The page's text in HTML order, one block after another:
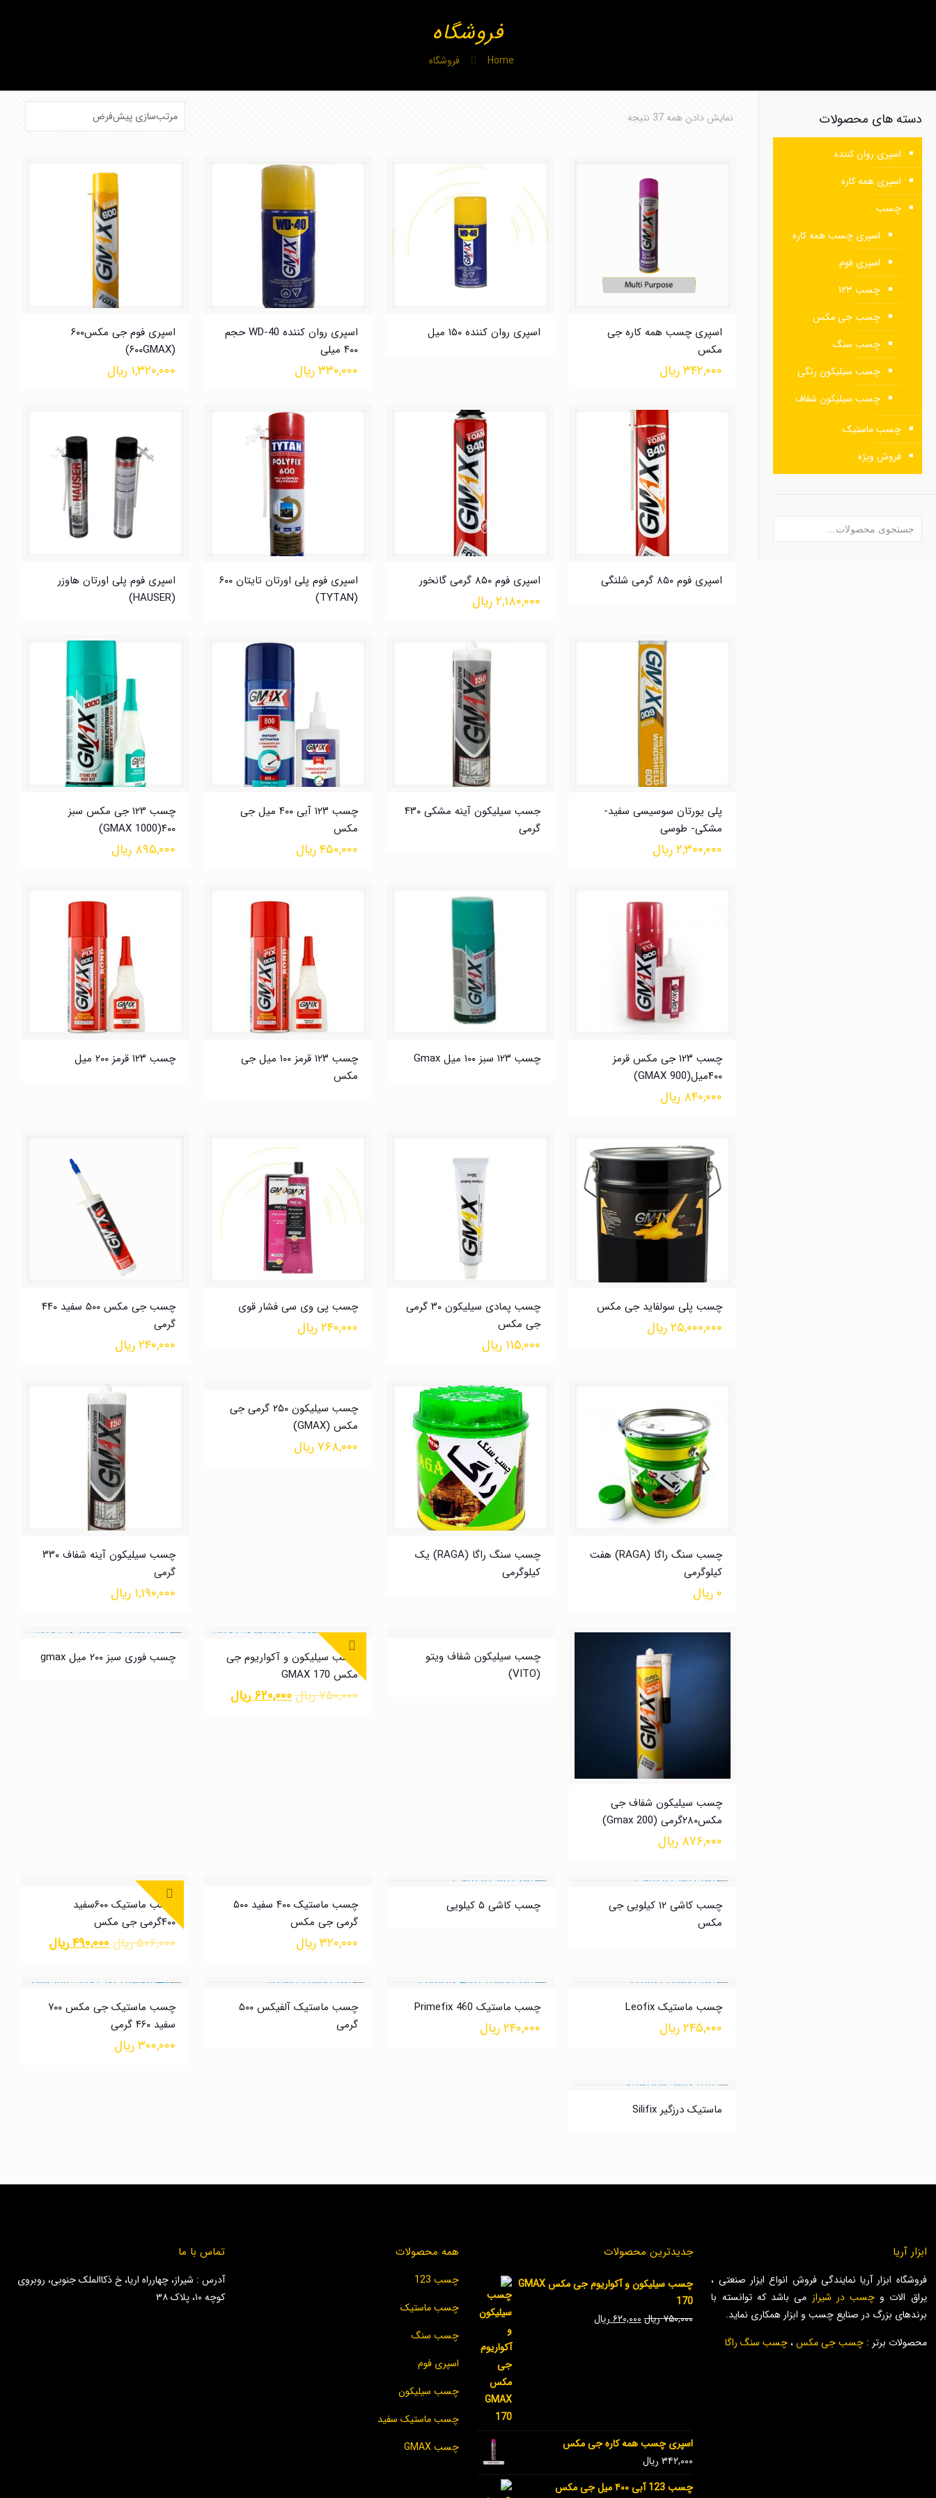
فروشگاه
Home فروشگاه
نمایش دادن همه 37 نتیجه
اسپری چسب همه کاره جی
مکس
۳۴۲,۰۰۰ریال
اسپری روان کننده ۱۵۰ میل
اسپری روان کننده WD-40 حجم
۴۰۰ میلی
۳۳۰,۰۰۰ریال
اسپری فوم جی مکس۶۰۰
(۶۰۰GMAX)
۱,۳۲۰,۰۰۰ ریال
اسپری فوم ۸۵۰ گرمی شلنگی اسپری فوم ۸۵۰ گرمی گانخور
۲,۱۸۰,۰۰۰ریال
اسپری فوم پلی اورتان تایتان ۶۰۰
(TYTAN)
اسپری فوم پلی اورتان هاوزر
(HAUSER)
پلی یورتان سوسیسی سفید-
مشکی- طوسی
۲,۳۰۰,۰۰۰ریال
جسب سیلیکون آینه مشکی ۴۳۰
گرمی
چسب ۱۲۳ آبی ۴۰۰ میل جی
مکس
۴۵۰,۰۰۰ریال
چسب ۱۲۳ جی مکس سبز
۴۰۰(GMAX 1000)
۸۹۵,۰۰۰ ریال
چسب ۱۲۳ جی مکس قرمز
۴۰۰میل(GMAX 900)
۸۴۰,۰۰۰ ریال
چسب ۱۲۳ سبز ۱۰۰ میل Gmax
چسب ۱۲۳ قرمز ۱۰۰ میل جی
مکس
چسب ۱۲۳ قرمز ۲۰۰ میل
چسب پلی سولفاید جی مکس
۲۵,۰۰۰,۰۰۰ریال
چسب پمادی سیلیکون ۳۰ گرمی
جی مکس
۱۱۵,۰۰۰ ریال
چسب پی وی سی فشار قوی
۲۴۰,۰۰۰ریال
چسب جی مکس ۵۰۰ سفید ۴۴۰
گرمی
۲۴۰,۰۰۰ریال
چسب سنگ راگا (RAGA) هفت
کیلوگرمی
۰ ریال
چسب سنگ راگا (RAGA) یک
کیلوگرمی
چسب سیلیکون ۲۵۰ گرمی جی
مکس (GMAX)
۷۶۸,۰۰۰ریال
چسب سیلیکون آینه شفاف ۳۳۰
گرمی
۱,۱۹۰,۰۰۰ ریال
چسب سیلیکون شفاف جی
مکس۲۸۰گرمی (Gmax 200)
۸۷۶,۰۰۰ ریال
چسب سیلیکون شفاف ویتو
(VITO)
چسب سیلیکون و آکواریوم جی
مکس GMAX 170
۷۵۰,۰۰۰ریال۶۲۰,۰۰۰ریال
چسب فوری سبز ۲۰۰ میل gmax
چسب کاشی ۱۲ کیلویی جی
مکس
چسب کاشی ۵ کیلویی
چسب ماستیک ۴۰۰ سفید ۵۰۰
گرمی جی مکس
۳۲۰,۰۰۰ریال
چسب ماستیک ۶۰۰سفید
۴۰۰گرمی جی مکس
۵۰۶,۰۰۰ریال۴۹۰,۰۰۰ریال
چسب ماستیک Leofix
۲۴۵,۰۰۰ریال
چسب ماستیک Primefix 460
۲۴۰,۰۰۰ریال
چسب ماستیک آلفیکس ۵۰۰
گرمی
چسب ماستیک جی مکس ۷۰۰
سفید ۴۶۰ گرمی
۳۰۰,۰۰۰ریال
ماستیک درزگیر Silifix
دسته های محصولات
اسپری روان کننده
اسپری همه کاره
چسب
اسپری چسب همه کاره
اسپری فوم
چسب ۱۲۳
چسب جی مکس
چسب سنگ
چسب سیلیکون رنگی
چسب سیلیکون شفاف
چسب ماستیک
فروش ویژه
ابزار آریا
فروشگاه ابزار آریا نمایندگی فروش انواع ایزار صنعتی ،
یراق الات وچسب در شیراز می باشد که توانسته با
برندهای بزرگ در صنایع چسب و ابزار همکاری نماید.
محصولات برتر :چسب جی مکس،چسب سنگ راگا
جدیدترین محصولات
چسب سیلیکون و آکواریوم جی مکس GMAX
170
۷۵۰,۰۰۰ریال۶۲۰,۰۰۰ریال
اسپری چسب همه کاره جی مکس
۳۴۲,۰۰۰ ریال
چسب 123 آبی ۴۰۰ میل جی مکس
همه محصولات
چسب 123
چسب ماستیک
چسب سنگ
اسپری فوم
چسب سیلیکون
چسب ماستیک سفید
چسب GMAX
تماس با ما
آدرس : شیراز، چهارراه اریا، خ ذکاالملک جنوبی، روبروی
کوچه ۱۰، پلاک ۳۸